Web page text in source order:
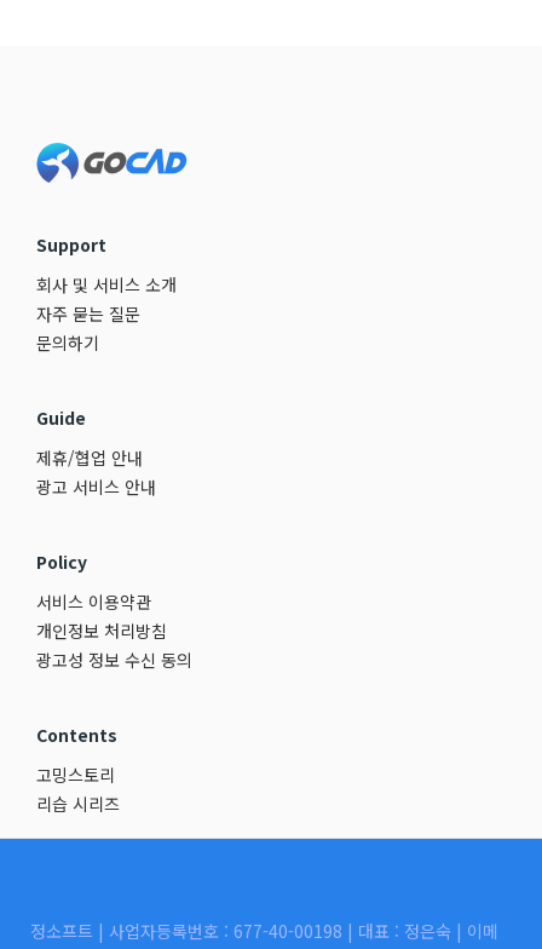
Support
회사 및 서비스 소개
자주 묻는 질문
문의하기
Guide
제휴/협업 안내
광고 서비스 안내
Policy
서비스 이용약관
개인정보 처리방침
광고성 정보 수신 동의
Contents
고밍스토리
리습 시리즈
정소프트 | 사업자등록번호 : 677-40-00198 | 대표 : 정은숙 | 이메